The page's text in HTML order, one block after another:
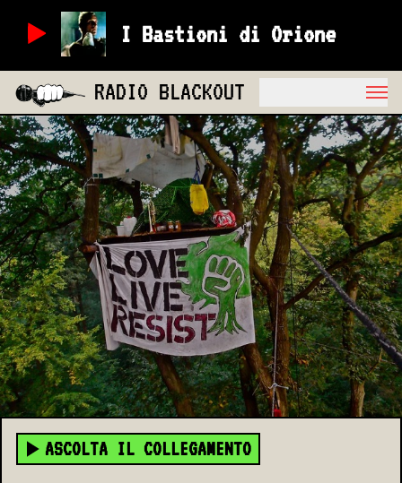
I Bastioni di Orione
RADIO BLACKOUT
ASCOLTA IL COLLEGAMENTO